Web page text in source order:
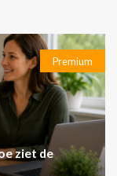
Premium
ziet de